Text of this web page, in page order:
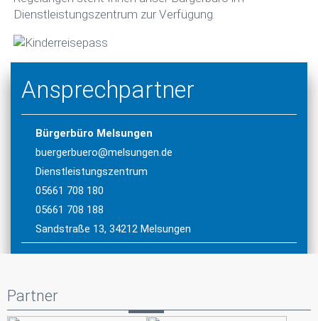
Dienstleistungszentrum zur Verfügung.
Ansprechpartner
Bürgerbüro Melsungen
buergerbuero@melsungen.de
Dienstleistungszentrum
05661 708 180
05661 708 188
Sandstraße 13, 34212 Melsungen
Partner